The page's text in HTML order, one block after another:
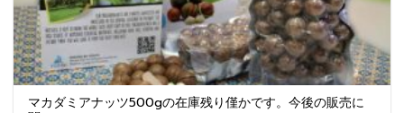
マカダミアナッツ500gの在庫残り僅かです。今後の販売に